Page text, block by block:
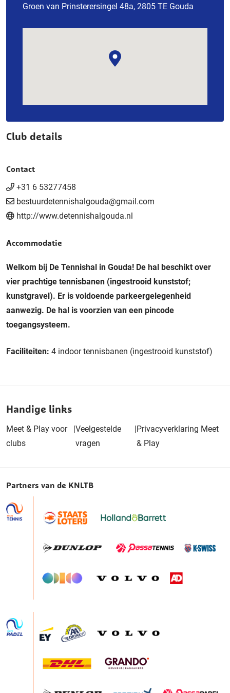
Groen van Prinsterersingel 48a, 2805 TE Gouda
Club details
Contact
+31 6 53277458
bestuurdetennishalgouda@gmail.com
http://www.detennishalgouda.nl
Accommodatie
Welkom bij De Tennishal in Gouda! De hal beschikt over
vier prachtige tennisbanen (ingestrooid kunststof;
kunstgravel). Er is voldoende parkeergelegenheid
aanwezig. De hal is voorzien van een pincode
toegangsysteem.
Faciliteiten: 4 indoor tennisbanen (ingestrooid kunststof)
Handige links
Meet & Play voor
clubs
|Veelgestelde
vragen
|Privacyverklaring Meet
& Play
Partners van de KNLTB